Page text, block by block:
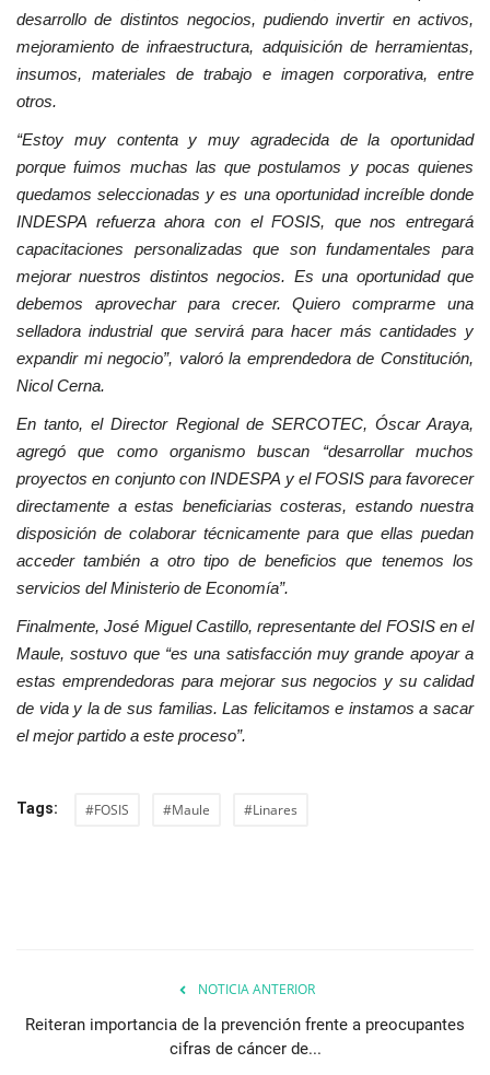
desarrollo de distintos negocios, pudiendo invertir en activos,
mejoramiento de infraestructura, adquisición de herramientas,
insumos, materiales de trabajo e imagen corporativa, entre
otros.
“Estoy muy contenta y muy agradecida de la oportunidad
porque fuimos muchas las que postulamos y pocas quienes
quedamos seleccionadas y es una oportunidad increíble donde
INDESPA refuerza ahora con el FOSIS, que nos entregará
capacitaciones personalizadas que son fundamentales para
mejorar nuestros distintos negocios. Es una oportunidad que
debemos aprovechar para crecer. Quiero comprarme una
selladora industrial que servirá para hacer más cantidades y
expandir mi negocio”, valoró la emprendedora de Constitución,
Nicol Cerna.
En tanto, el Director Regional de SERCOTEC, Óscar Araya,
agregó que como organismo buscan “desarrollar muchos
proyectos en conjunto con INDESPA y el FOSIS para favorecer
directamente a estas beneficiarias costeras, estando nuestra
disposición de colaborar técnicamente para que ellas puedan
acceder también a otro tipo de beneficios que tenemos los
servicios del Ministerio de Economía”.
Finalmente, José Miguel Castillo, representante del FOSIS en el
Maule, sostuvo que “es una satisfacción muy grande apoyar a
estas emprendedoras para mejorar sus negocios y su calidad
de vida y la de sus familias. Las felicitamos e instamos a sacar
el mejor partido a este proceso”.
Tags: #FOSIS #Maule #Linares
NOTICIA ANTERIOR
Reiteran importancia de la prevención frente a preocupantes
cifras de cáncer de...